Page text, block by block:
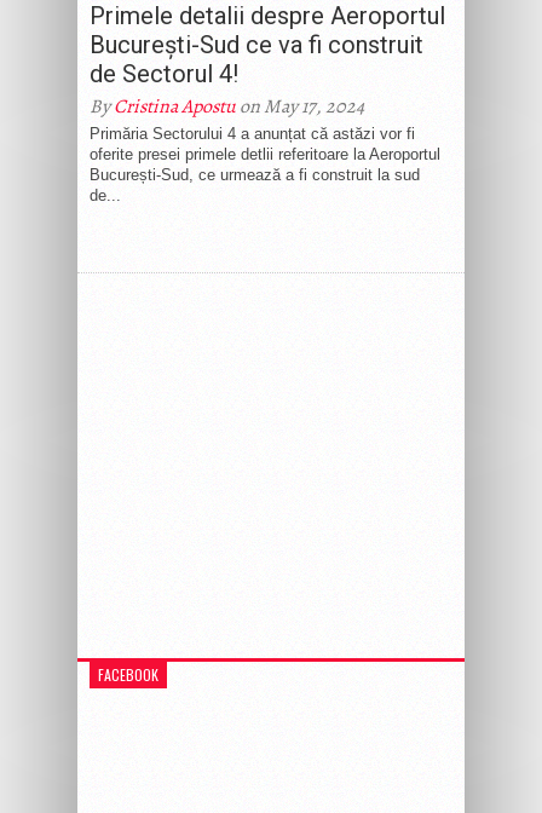
Primele detalii despre Aeroportul
București-Sud ce va fi construit
de Sectorul 4!
ByCristina Apostuon May 17, 2024
Primăria Sectorului 4 a anunțat că astăzi vor fi
oferite presei primele detlii referitoare la Aeroportul
București-Sud, ce urmează a fi construit la sud
de...
FACEBOOK